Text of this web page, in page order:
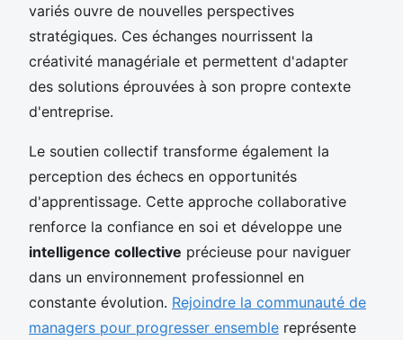
variés ouvre de nouvelles perspectives
stratégiques. Ces échanges nourrissent la
créativité managériale et permettent d'adapter
des solutions éprouvées à son propre contexte
d'entreprise.
Le soutien collectif transforme également la
perception des échecs en opportunités
d'apprentissage. Cette approche collaborative
renforce la confiance en soi et développe une
intelligence collective précieuse pour naviguer
dans un environnement professionnel en
constante évolution. Rejoindre la communauté de
managers pour progresser ensemble représente